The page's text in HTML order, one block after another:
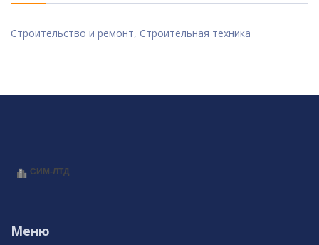
Строительство и ремонт, Строительная техника
Меню